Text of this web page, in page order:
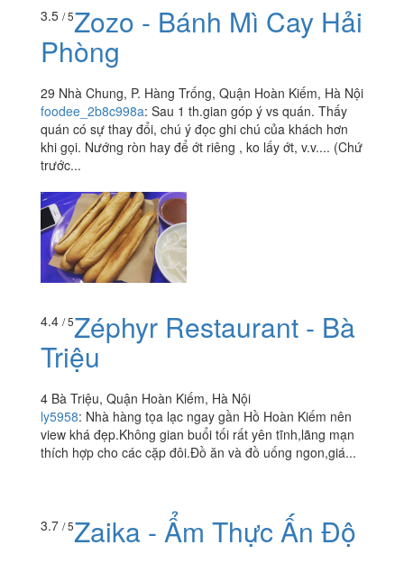
3.5 / 5Zozo - Bánh Mì Cay Hải
Phòng
29 Nhà Chung, P. Hàng Trống, Quận Hoàn Kiếm, Hà Nội
foodee_2b8c998a: Sau 1 th.gian góp ý vs quán. Thấy
quán có sự thay đổi, chú ý đọc ghi chú của khách hơn
khi gọi. Nướng ròn hay để ớt riêng , ko lấy ớt, v.v.... (Chứ
trước...
4.4 / 5Zéphyr Restaurant - Bà
Triệu
4 Bà Triệu, Quận Hoàn Kiếm, Hà Nội
ly5958: Nhà hàng tọa lạc ngay gần Hồ Hoàn Kiếm nên
view khá đẹp.Không gian buổi tối rất yên tĩnh,lãng mạn
thích hợp cho các cặp đôi.Đồ ăn và đồ uống ngon,giá...
3.7 / 5Zaika - Ẩm Thực Ấn Độ